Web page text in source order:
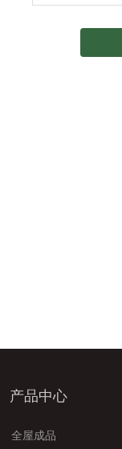
产品中心
全屋成品